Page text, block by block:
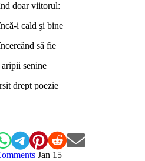
doar viitorul:
i cald şi bine
să fie
senine
drept poezie
Jan 15